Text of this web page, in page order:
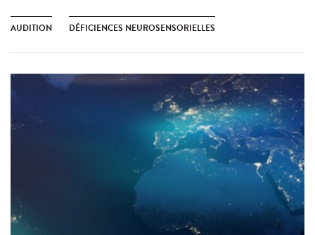
AUDITION DÉFICIENCES NEUROSENSORIELLES